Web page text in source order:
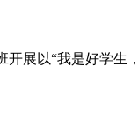
展以“我是好学生